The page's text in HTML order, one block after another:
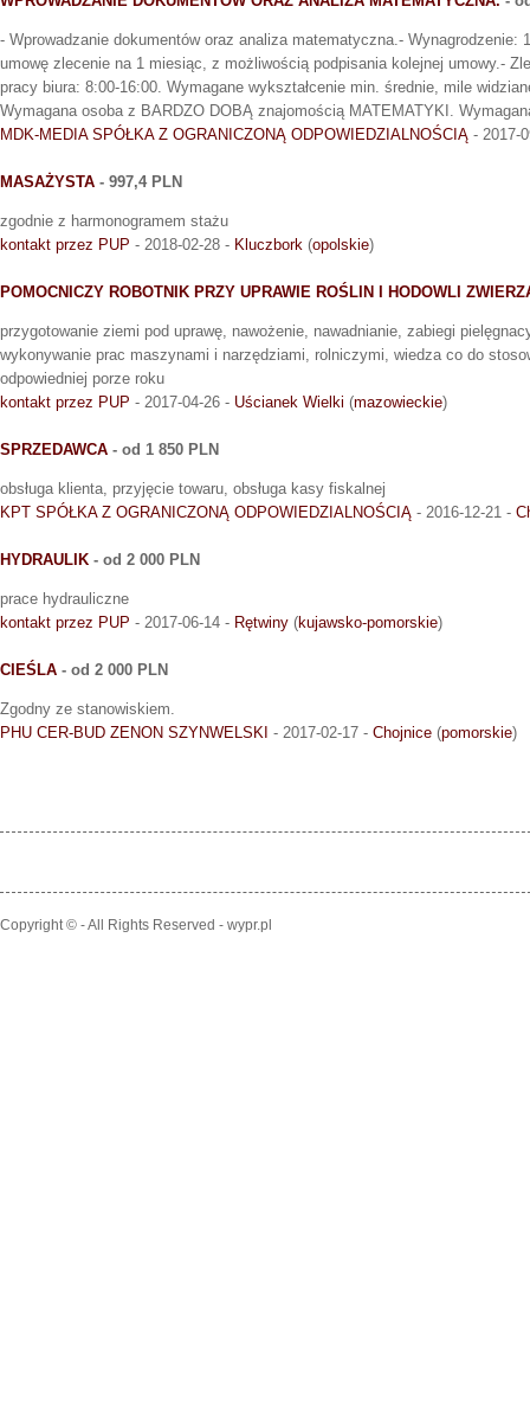
- Wprowadzanie dokumentów oraz analiza matematyczna.- Wynagrodzenie:
umowę zlecenie na 1 miesiąc, z możliwością podpisania kolejnej umowy.-
pracy biura: 8:00-16:00. Wymagane wykształcenie min. średnie, mile
Wymagana osoba z BARDZO DOBĄ znajomością MATEMATYKI.
MDK-MEDIA SPÓŁKA Z OGRANICZONĄ ODPOWIEDZIALNOŚCIĄ - 2017-
MASAŻYSTA - 997,4 PLN
zgodnie z harmonogramem stażu
kontakt przez PUP - 2018-02-28 - Kluczbork (opolskie)
POMOCNICZY ROBOTNIK PRZY UPRAWIE ROŚLIN I HODOWLI
przygotowanie ziemi pod uprawę, nawożenie, nawadnianie, zabiegi
wykonywanie prac maszynami i narzędziami, rolniczymi, wiedza co do
odpowiedniej porze roku
kontakt przez PUP - 2017-04-26 - Uścianek Wielki (mazowieckie)
SPRZEDAWCA - od 1 850 PLN
obsługa klienta, przyjęcie towaru, obsługa kasy fiskalnej
KPT SPÓŁKA Z OGRANICZONĄ ODPOWIEDZIALNOŚCIĄ - 2016-12-21 -
HYDRAULIK - od 2 000 PLN
prace hydrauliczne
kontakt przez PUP - 2017-06-14 - Rętwiny (kujawsko-pomorskie)
CIEŚLA - od 2 000 PLN
Zgodny ze stanowiskiem.
PHU CER-BUD ZENON SZYNWELSKI - 2017-02-17 - Chojnice (pomorskie)
Copyright © - All Rights Reserved - wypr.pl